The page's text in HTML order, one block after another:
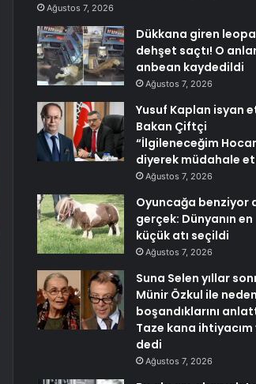
Ağustos 7, 2026
Dükkana giren
dehşet saçtı! O
anbean kaydedildi
Ağustos 7, 2026
Yusuf Kaplan isyan
Bakan Çiftçi
“İlgileneceğim
diyerek müdahale
Ağustos 7, 2026
Oyuncağa benziyor
gerçek: Dünyanın en
küçük atı seçildi
Ağustos 7, 2026
Suna Selen yıllar
Münir Özkul ile neden
boşandıklarını
Taze kana ihtiyacım
dedi
Ağustos 7, 2026